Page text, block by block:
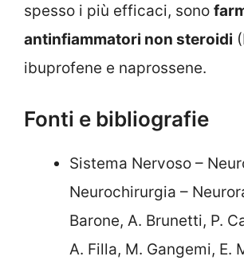
spesso i più efficaci, sono
antinfiammatori non steroidi
ibuprofene e naprossene.
Fonti e bibliografie
Sistema Nervoso –
Neurochirurgia –
Barone, A. Brunetti, P.
A. Filla, M. Gangemi, E.